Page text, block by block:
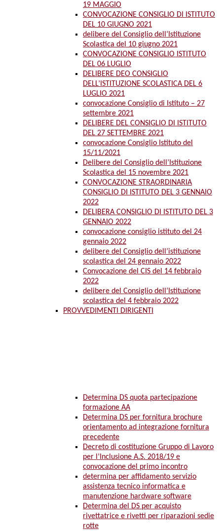
19 MAGGIO
CONVOCAZIONE CONSIGLIO DI ISTITUTO
DEL 10 GIUGNO 2021
delibere del Consiglio dell’Istituzione
Scolastica del 10 giugno 2021
CONVOCAZIONE CONSIGLIO ISTITUTO
DEL 06 LUGLIO
DELIBERE DEO CONSIGLIO
DELL’ISTITUZIONE SCOLASTICA DEL 6
LUGLIO 2021
convocazione Consiglio di Istituto – 27
settembre 2021
DELIBERE DEL CONSIGLIO DI ISTITUTO
DEL 27 SETTEMBRE 2021
convocazione Consiglio Istituto del
15/11/2021
Delibere del Consiglio dell’Istituzione
Scolastica del 15 novembre 2021
CONVOCAZIONE STRAORDINARIA
CONSIGLIO DI ISTITUTO DEL 3 GENNAIO
2022
DELIBERA CONSIGLIO DI ISTITUTO DEL 3
GENNAIO 2022
convocazione consiglio istituto del 24
gennaio 2022
delibere del Consiglio dell’istituzione
scolastica del 24 gennaio 2022
Convocazione del CIS del 14 febbraio
2022
delibere del Consiglio dell’Istituzione
scolastica del 4 febbraio 2022
PROVVEDIMENTI DIRIGENTI
Determina DS quota partecipazione
formazione AA
Determina DS per fornitura brochure
orientamento ad integrazione fornitura
precedente
Decreto di costituzione Gruppo di Lavoro
per l’Inclusione A.S. 2018/19 e
convocazione del primo incontro
determina per affidamento servizio
assistenza tecnico informatica e
manutenzione hardware software
Determina del DS per acquisto
rivettatrice e rivetti per riparazioni sedie
rotte